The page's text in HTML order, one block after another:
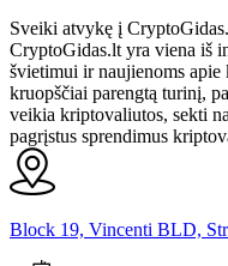
Sveiki atvykę į
CryptoGidas.lt yra viena iš
švietimui ir naujienoms
kruopščiai parengtą turinį,
veikia kriptovaliutos, sekti
pagrįstus sprendimus
Block 19, Vincenti BLD,